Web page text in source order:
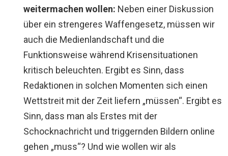
weitermachen wollen: Neben einer Diskussion
über ein strengeres Waffengesetz, müssen wir
auch die Medienlandschaft und die
Funktionsweise während Krisensituationen
kritisch beleuchten. Ergibt es Sinn, dass
Redaktionen in solchen Momenten sich einen
Wettstreit mit der Zeit liefern „müssen“. Ergibt es
Sinn, dass man als Erstes mit der
Schocknachricht und triggernden Bildern online
gehen „muss“? Und wie wollen wir als